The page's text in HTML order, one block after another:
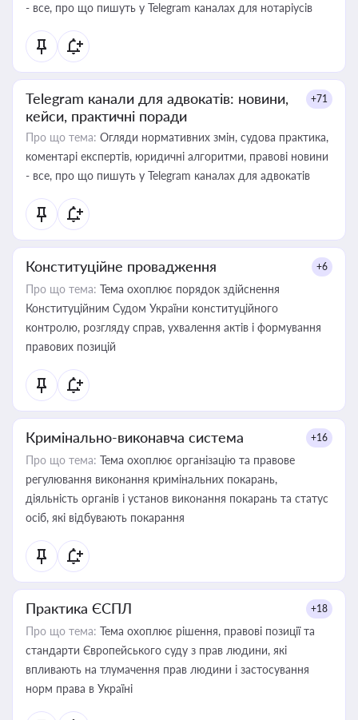
- все, про що пишуть у Telegram каналах для нотаріусів
Telegram канали для адвокатів: новини,
кейси, практичні поради
+71
Про що тема: Огляди нормативних змін, судова практика,
коментарі експертів, юридичні алгоритми, правові новини
- все, про що пишуть у Telegram каналах для адвокатів
Конституційне провадження +6
Про що тема: Тема охоплює порядок здійснення
Конституційним Судом України конституційного
контролю, розгляду справ, ухвалення актів і формування
правових позицій
Кримінально-виконавча система +16
Про що тема: Тема охоплює організацію та правове
регулювання виконання кримінальних покарань,
діяльність органів і установ виконання покарань та статус
осіб, які відбувають покарання
Практика ЄСПЛ +18
Про що тема: Тема охоплює рішення, правові позиції та
стандарти Європейського суду з прав людини, які
впливають на тлумачення прав людини і застосування
норм права в Україні